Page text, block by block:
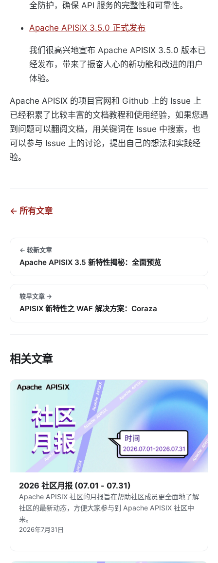
全防护，确保 API 服务的完整性和可靠性。
Apache APISIX 3.5.0 正式发布
我们很高兴地宣布 Apache APISIX 3.5.0 版本已
经发布，带来了振奋人心的新功能和改进的用户
体验。
Apache APISIX 的项目官网和 Github 上的 Issue 上
已经积累了比较丰富的文档教程和使用经验，如果您遇
到问题可以翻阅文档，用关键词在 Issue 中搜索，也
可以参与 Issue 上的讨论，提出自己的想法和实践经
验。
← 所有文章
← 较新文章
Apache APISIX 3.5 新特性揭秘：全面预览
较早文章 →
APISIX 新特性之 WAF 解决方案：Coraza
相关文章
2026 社区月报 (07.01 - 07.31)
Apache APISIX 社区的月报旨在帮助社区成员更全面地了解
社区的最新动态，方便大家参与到 Apache APISIX 社区中
来。
2026年7月31日